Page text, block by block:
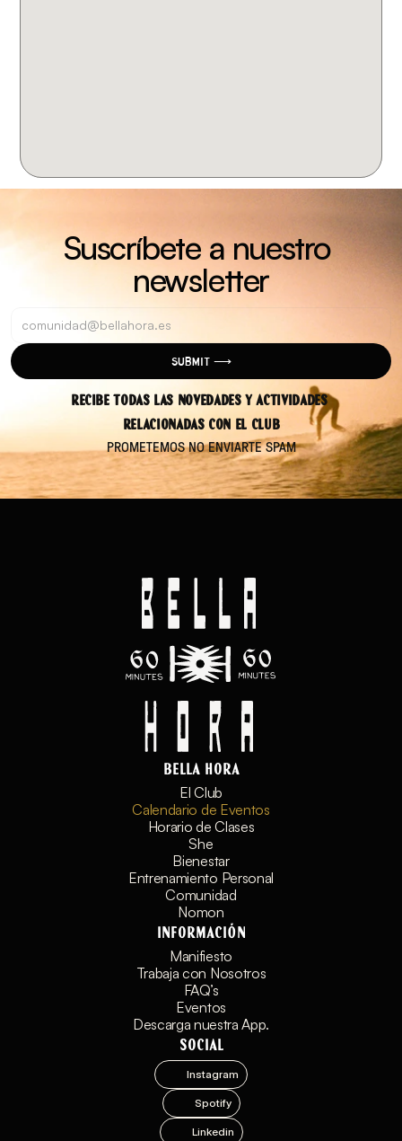
Suscríbete a nuestro
newsletter
SUBMIT ⟶
Recibe todas las novedades y actividades
relacionadas con el club
PROMETEMOS NO ENVIARTE SPAM
Bella Hora
El Club
Calendario de Eventos
Horario de Clases
She
Bienestar
Entrenamiento Personal
Comunidad
Nomon
Información
Manifiesto
Trabaja con Nosotros
FAQ’s
Eventos
Descarga nuestra App.
Social
Instagram
Spotify
Linkedin